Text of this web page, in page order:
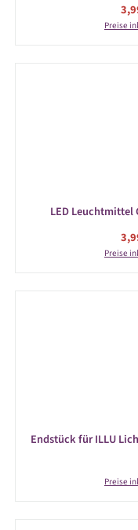
Preise
LED Leuchtmittel
Preise
Endstück für ILLU
Preise